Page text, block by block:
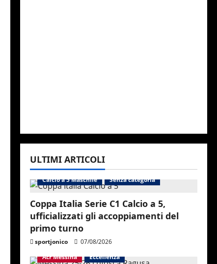
ULTIMI ARTICOLI
Calcio a 5 Maschile Senza categoria
Coppa Italia Serie C1 Calcio a 5,
ufficializzati gli accoppiamenti del
primo turno
sportjonico
07/08/2026
Acr Messina
Eccellenza